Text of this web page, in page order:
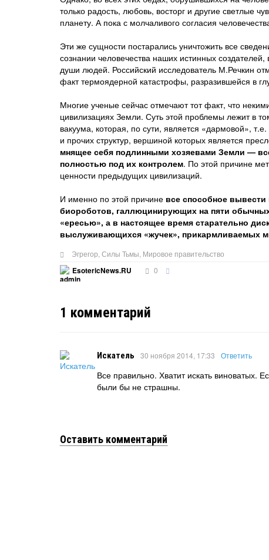
только радость, любовь, восторг и другие светлые
планету. А пока с молчаливого согласия
Эти же сущности постарались уничтожить все
сознании человечества наших истинных
души людей. Российский исследователь М.Речкин
факт термоядерной катастрофы, разразившейся в
Многие ученые сейчас отмечают тот факт, что
цивилизациях Земли. Суть этой проблемы лежит в
вакуума, которая, по сути, является «дармовой»,
и прочих структур, вершиной которых является
мнящее себя подлинными хозяевами Земли —
полностью под их контролем. По этой причине
ценности предыдущих цивилизаций.
И именно по этой причине все способное вывести
биороботов, галлюцинирующих на пяти
«ересью», а в настоящее время старательно
выслуживающихся «жучек», прикармливаемых
Эгрегор Силы Тьмы Мировое правительство
EsotericNews.RU
0
1 комментарий
Искатель 30 ноября 2014, 17:33 Ответить
Все правильно. Хватит искать
были бы не страшны.
Оставить комментарий